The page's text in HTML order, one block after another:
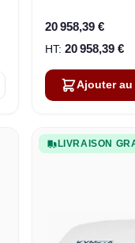
20 958,39 €
20 958,39 €
Ajouter au
LIVRAISON